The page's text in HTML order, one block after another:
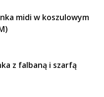
midi w koszulowym
z falbaną i szarfą